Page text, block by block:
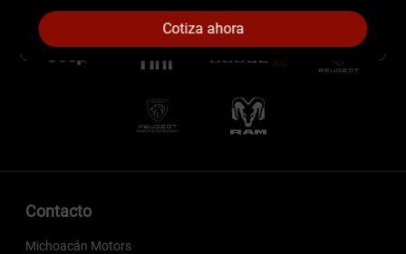
Contacto
Michoacán Motors
Cotiza ahora